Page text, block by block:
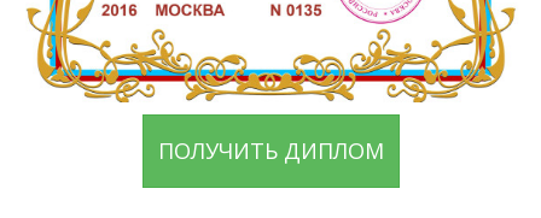
ПОЛУЧИТЬ ДИПЛОМ